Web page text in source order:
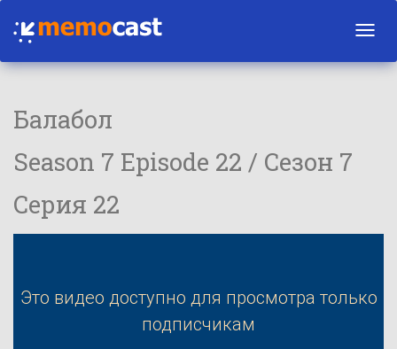
Балабол
Season 7 Episode 22 / Сезон 7
Серия 22
Это видео доступно для просмотра только
подписчикам